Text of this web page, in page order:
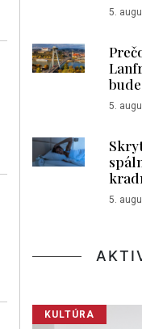
5.
5.
5.
KULTÚRA